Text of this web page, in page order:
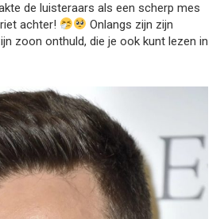
de luisteraars als een scherp mes
achter!
Onlangs zijn zijn
zoon onthuld, die je ook kunt lezen in